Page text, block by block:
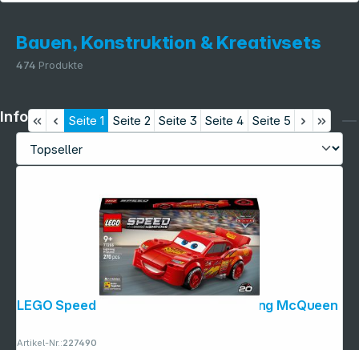
Bauen, Konstruktion & Kreativsets
474 Produkte
Seite 1 Seite 2 Seite 3 Seite 4 Seite 5
LEGO Speed Champions 77255 Lightning McQueen
Artikel-Nr.:227490
Informationen